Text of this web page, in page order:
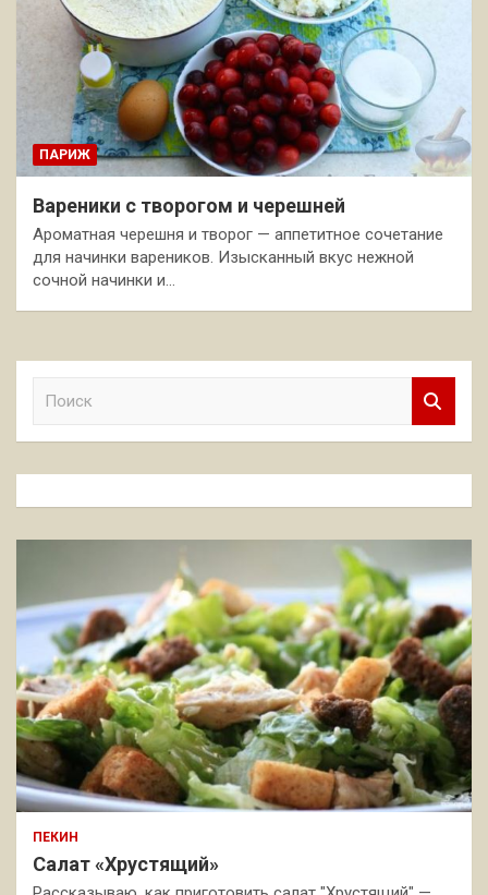
ПАРИЖ
Вареники с творогом и черешней
Ароматная черешня и творог — аппетитное сочетание
для начинки вареников. Изысканный вкус нежной
сочной начинки и…
к
ПЕКИН
Салат «Хрустящий»